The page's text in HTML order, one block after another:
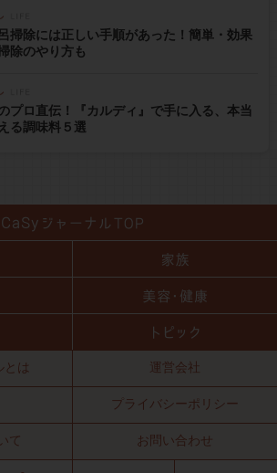
掃除には正しい手順があった！簡単・効果
除のやり方も
プロ直伝！『カルディ』で手に入る、本当
る調味料５選
とは 運営会社
プライバシーポリシー
て お問い合わせ